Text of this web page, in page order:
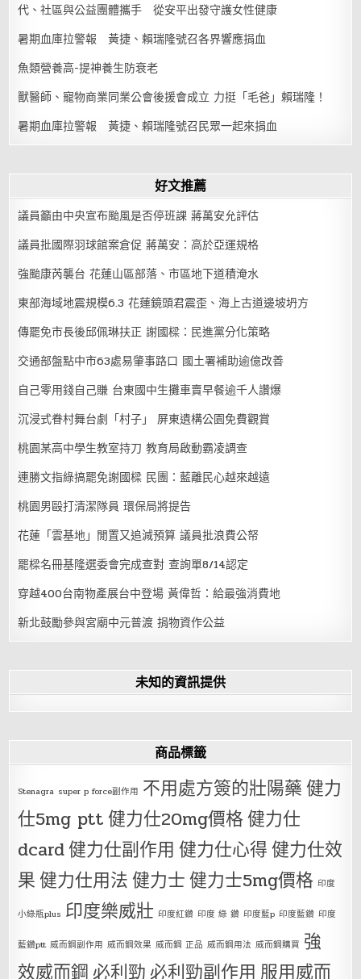
代、社區與公益團體攜手 從安平出發守護女性健康
暑期血庫拉警報 黃捷、賴瑞隆號召各界響應捐血
魚類營養高-提神養生防衰老
獸醫師、寵物商業同業公會後援會成立 力挺「毛爸」賴瑞隆！
暑期血庫拉警報 黃捷、賴瑞隆號召民眾一起來捐血
好文推薦
議員籲由中央宣布颱風是否停班課 蔣萬安允評估
議員批國際羽球館案倉促 蔣萬安：高於亞運規格
強颱康芮襲台 花蓮山區部落、市區地下道積淹水
東部海域地震規模6.3 花蓮鏡頭君震歪、海上古道邊坡坍方
傳罷免市長後邱佩琳扶正 謝國樑：民進黨分化策略
交通部盤點中市63處易肇事路口 國土署補助逾億改善
自己零用錢自己賺 台東國中生攤車賣早餐逾千人讚爆
沉浸式眷村舞台劇「村子」 屏東遺構公園免費觀賞
桃園某高中學生教室持刀 教育局啟動霸凌調查
連勝文指綠搞罷免謝國樑 民團：藍離民心越來越遠
桃園男毆打清潔隊員 環保局將提告
花蓮「雲基地」閒置又追減預算 議員批浪費公帑
罷樑名冊基隆選委會完成查對 查詢單8/14認定
穿越400台南物產展台中登場 黃偉哲：給最強消費地
新北鼓勵參與宮廟中元普渡 捐物資作公益
未知的資訊提供
商品標籤
Stenagra super p force副作用 不用處方簽的壯陽藥健力
仕5mg ptt健力仕20mg價格健力仕
dcard健力仕副作用 健力仕心得健力仕效
果健力仕用法健力士健力士5mg價格 印度
小綠瓶plus 印度樂威壯 印度紅鑽 印度 綠 鑽 印度藍p 印度藍鑽 印度
藍鑽ptt 威而鋼副作用 威而鋼效果 威而鋼 正品 威而鋼用法 威而鋼購買 強
效威而鋼 必利勁 必利勁副作用 服用威而